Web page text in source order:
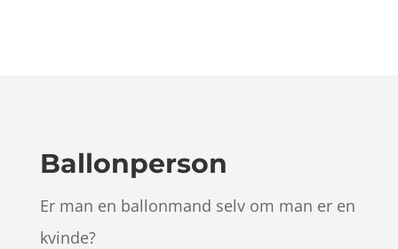
Ballonperson
Er man en ballonmand selv om man er en
kvinde?